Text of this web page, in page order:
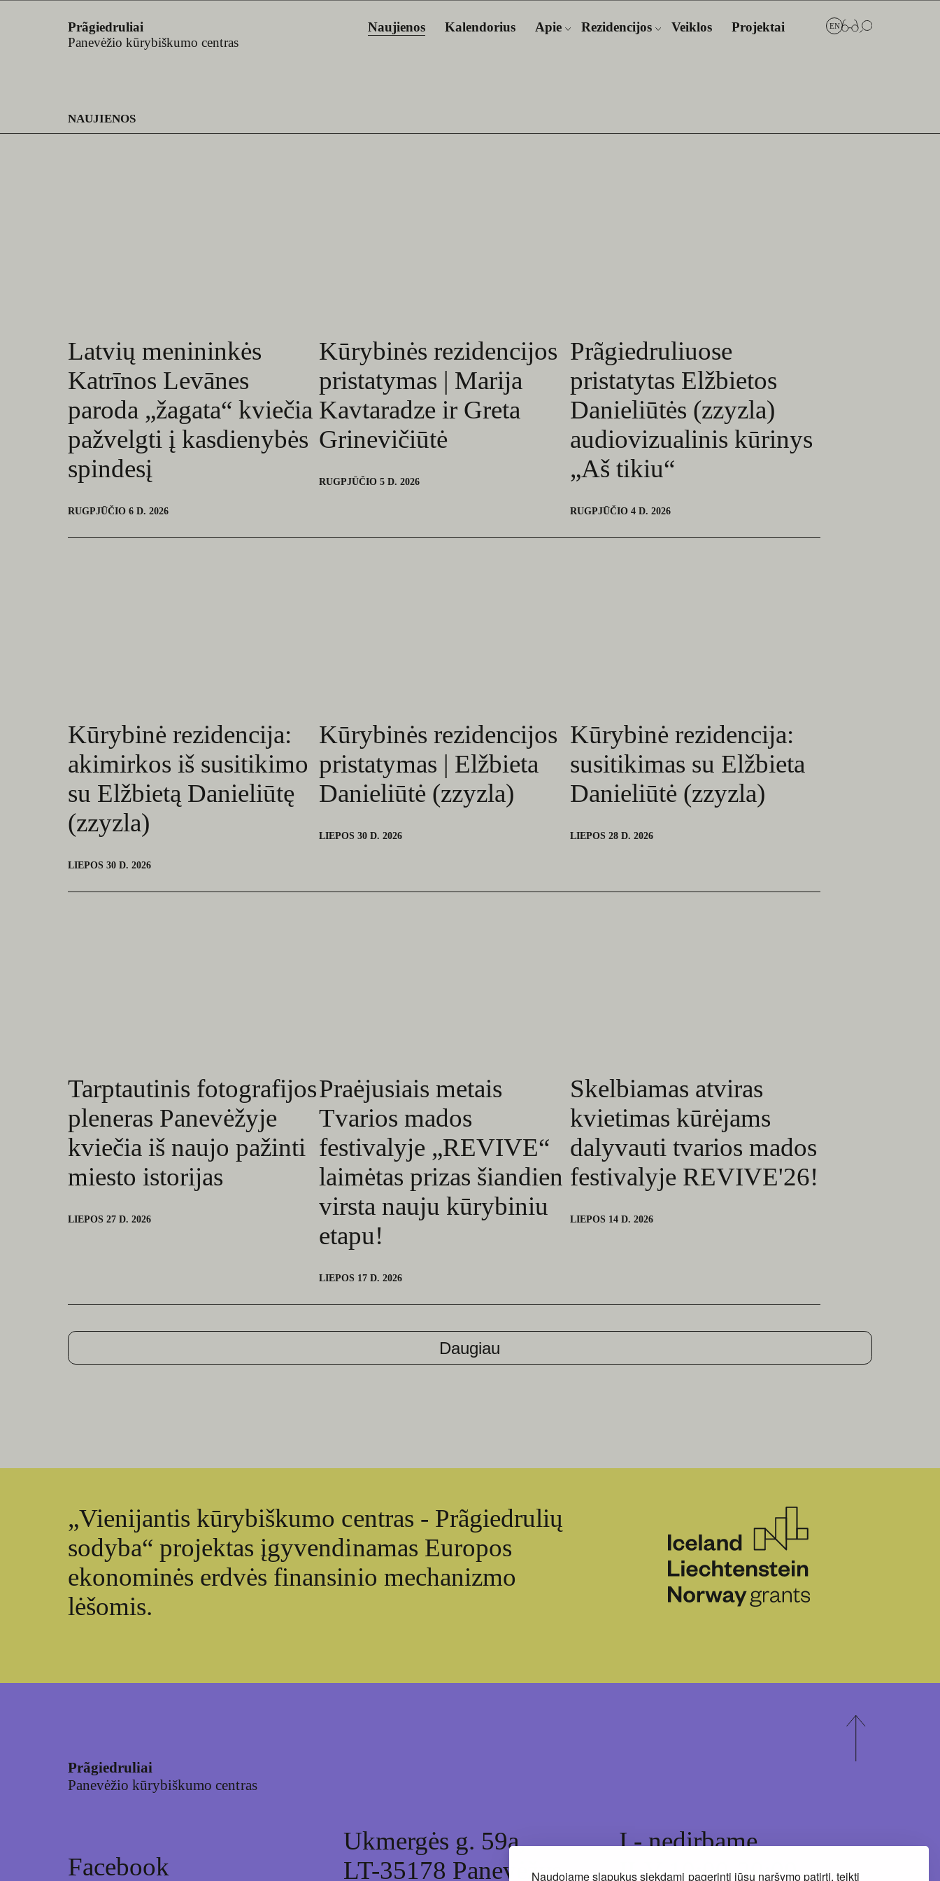
Naudojame slapukus siekdami pagerinti jūsų naršymo patirtį, teikti
Prãgiedruliai
Panevėžio kūrybiškumo centras
Naujienos Kalendorius Apie Rezidencijos Veiklos Projektai EN
NAUJIENOS
Latvių menininkės
Katrīnos Levānes
paroda „žagata“ kviečia
pažvelgti į kasdienybės
spindesį
RUGPJŪČIO 6 D. 2026
Kūrybinės rezidencijos
pristatymas | Marija
Kavtaradze ir Greta
Grinevičiūtė
RUGPJŪČIO 5 D. 2026
Prãgiedruliuose
pristatytas Elžbietos
Danieliūtės (zzyzla)
audiovizualinis kūrinys
„Aš tikiu“
RUGPJŪČIO 4 D. 2026
Kūrybinė rezidencija:
akimirkos iš susitikimo
su Elžbietą Danieliūtę
(zzyzla)
LIEPOS 30 D. 2026
Kūrybinės rezidencijos
pristatymas | Elžbieta
Danieliūtė (zzyzla)
LIEPOS 30 D. 2026
Kūrybinė rezidencija:
susitikimas su Elžbieta
Danieliūtė (zzyzla)
LIEPOS 28 D. 2026
Tarptautinis fotografijos
pleneras Panevėžyje
kviečia iš naujo pažinti
miesto istorijas
LIEPOS 27 D. 2026
Praėjusiais metais
Tvarios mados
festivalyje „REVIVE“
laimėtas prizas šiandien
virsta nauju kūrybiniu
etapu!
LIEPOS 17 D. 2026
Skelbiamas atviras
kvietimas kūrėjams
dalyvauti tvarios mados
festivalyje REVIVE'26!
LIEPOS 14 D. 2026
Daugiau
„Vienijantis kūrybiškumo centras - Prãgiedrulių
sodyba“ projektas įgyvendinamas Europos
ekonominės erdvės finansinio mechanizmo
lėšomis.
Prãgiedruliai
Panevėžio kūrybiškumo centras
Facebook
Ukmergės g. 59a,
LT-35178 Panevėžys
I - nedirbame
II-V 10:00-20:00